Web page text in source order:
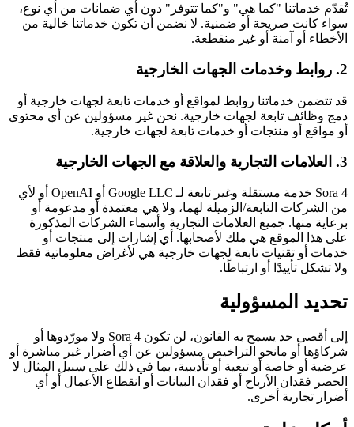
تُقدّم خدماتنا "كما هي" و"كما تتوفر" دون أي ضمانات من أي نوع،
سواء كانت صريحة أو ضمنية. لا نضمن أن تكون خدماتنا خالية من
الأخطاء أو آمنة أو غير منقطعة.
2. روابط وخدمات الجهات الخارجية
قد تتضمن خدماتنا روابط لمواقع أو خدمات تابعة لجهات خارجية أو
دمج وظائف تابعة لجهات خارجية. نحن غير مسؤولين عن أي محتوى
أو مواقع أو منتجات أو خدمات تابعة لجهات خارجية.
3. العلامات التجارية والعلاقة مع الجهات الخارجية
Sora 4 خدمة مستقلة وغير تابعة لـ Google LLC أو OpenAI أو لأي
من الشركات التابعة/الزميلة لهما، ولا هي معتمدة أو مدعومة أو
برعاية منها. جميع العلامات التجارية وأسماء الشركات المذكورة
على هذا الموقع هي ملك لأصحابها. أي إشارات إلى منتجات أو
خدمات أو تقنيات تابعة لجهات خارجية هي لأغراض معلوماتية فقط
ولا تشكل تأييدًا أو ارتباطًا.
تحديد المسؤولية
إلى أقصى حد يسمح به القانون، لن تكون Sora 4 ولا مورّدوها أو
شركاؤها أو مانحو التراخيص مسؤولين عن أي أضرار غير مباشرة أو
عرضية أو خاصة أو تبعية أو تأديبية، بما في ذلك على سبيل المثال لا
الحصر فقدان الأرباح أو فقدان البيانات أو انقطاع الأعمال أو أي
أضرار تجارية أخرى.